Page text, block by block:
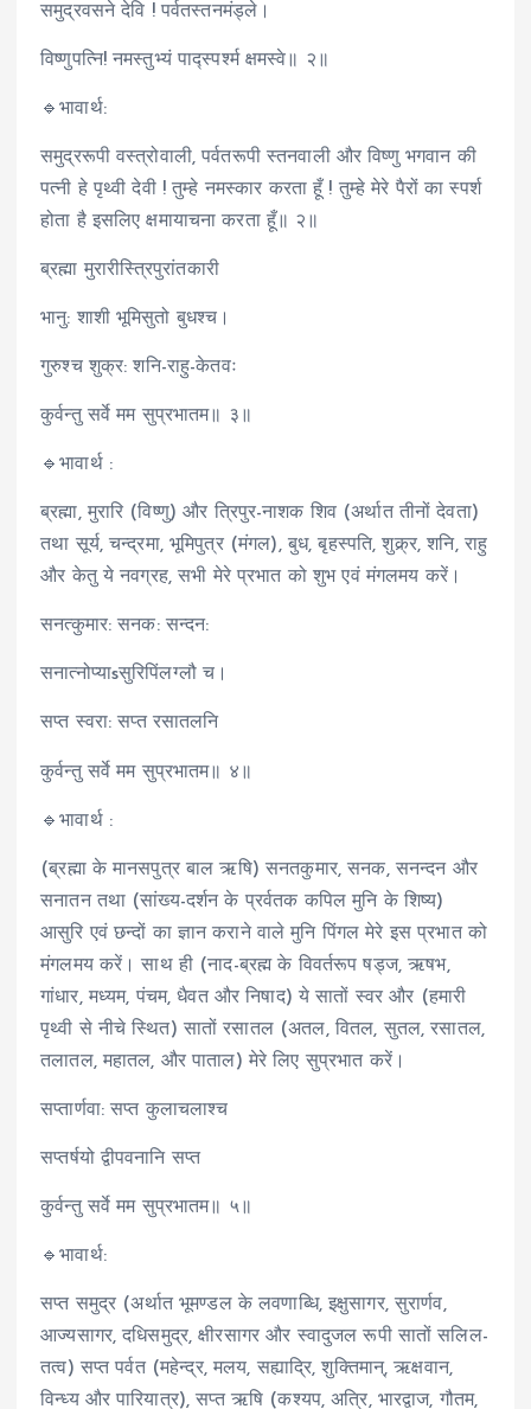
समुद्रवसने देवि ! पर्वतस्तनमंड्ले।
विष्णुपत्नि! नमस्तुभ्यं पाद्स्पर्श्म क्षमस्वे॥ २॥
🔹भावार्थ:
समुद्ररूपी वस्त्रोवाली, पर्वतरूपी स्तनवाली और विष्णु भगवान की
पत्नी हे पृथ्वी देवी ! तुम्हे नमस्कार करता हूँ ! तुम्हे मेरे पैरों का स्पर्श
होता है इसलिए क्षमायाचना करता हूँ॥ २॥
ब्रह्मा मुरारीस्त्रिपुरांतकारी
भानु: शाशी भूमिसुतो बुधश्च।
गुरुश्च शुक्र: शनि-राहु-केतवः
कुर्वन्तु सर्वे मम सुप्रभातम॥ ३॥
🔹भावार्थ :
ब्रह्मा, मुरारि (विष्णु) और त्रिपुर-नाशक शिव (अर्थात तीनों देवता)
तथा सूर्य, चन्द्रमा, भूमिपुत्र (मंगल), बुध, बृहस्पति, शुक्र्र, शनि, राहु
और केतु ये नवग्रह, सभी मेरे प्रभात को शुभ एवं मंगलमय करें।
सनत्कुमार: सनक: सन्दन:
सनात्नोप्याsसुरिपिंलग्लौ च।
सप्त स्वरा: सप्त रसातलनि
कुर्वन्तु सर्वे मम सुप्रभातम॥ ४॥
🔹भावार्थ :
(ब्रह्मा के मानसपुत्र बाल ऋषि) सनतकुमार, सनक, सनन्दन और
सनातन तथा (सांख्य-दर्शन के प्रर्वतक कपिल मुनि के शिष्य)
आसुरि एवं छन्दों का ज्ञान कराने वाले मुनि पिंगल मेरे इस प्रभात को
मंगलमय करें। साथ ही (नाद-ब्रह्म के विवर्तरूप षड्ज, ऋषभ,
गांधार, मध्यम, पंचम, धैवत और निषाद) ये सातों स्वर और (हमारी
पृथ्वी से नीचे स्थित) सातों रसातल (अतल, वितल, सुतल, रसातल,
तलातल, महातल, और पाताल) मेरे लिए सुप्रभात करें।
सप्तार्णवा: सप्त कुलाचलाश्च
सप्तर्षयो द्वीपवनानि सप्त
कुर्वन्तु सर्वे मम सुप्रभातम॥ ५॥
🔹भावार्थ:
सप्त समुद्र (अर्थात भूमण्डल के लवणाब्धि, इक्षुसागर, सुरार्णव,
आज्यसागर, दधिसमुद्र, क्षीरसागर और स्वादुजल रूपी सातों सलिल-
तत्व) सप्त पर्वत (महेन्द्र, मलय, सह्याद्रि, शुक्तिमान्, ऋक्षवान,
विन्ध्य और पारियात्र), सप्त ऋषि (कश्यप, अत्रि, भारद्वाज, गौतम,